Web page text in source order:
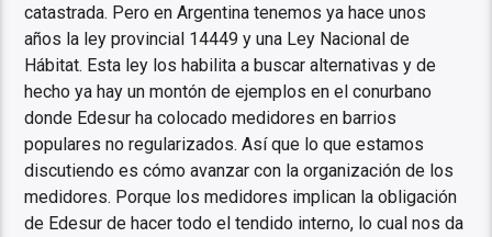
catastrada. Pero en Argentina tenemos ya hace unos
años la ley provincial 14449 y una Ley Nacional de
Hábitat. Esta ley los habilita a buscar alternativas y de
hecho ya hay un montón de ejemplos en el conurbano
donde Edesur ha colocado medidores en barrios
populares no regularizados. Así que lo que estamos
discutiendo es cómo avanzar con la organización de los
medidores. Porque los medidores implican la obligación
de Edesur de hacer todo el tendido interno, lo cual nos da